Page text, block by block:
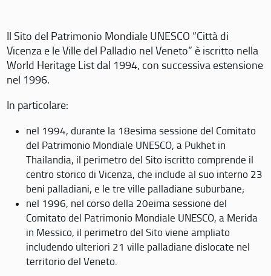
Il Sito del Patrimonio Mondiale UNESCO “Città di
Vicenza e le Ville del Palladio nel Veneto” è iscritto nella
World Heritage List dal 1994, con successiva estensione
nel 1996.
In particolare:
nel 1994, durante la 18esima sessione del Comitato
del Patrimonio Mondiale UNESCO, a Pukhet in
Thailandia, il perimetro del Sito iscritto comprende il
centro storico di Vicenza, che include al suo interno 23
beni palladiani, e le tre ville palladiane suburbane;
nel 1996, nel corso della 20eima sessione del
Comitato del Patrimonio Mondiale UNESCO, a Merida
in Messico, il perimetro del Sito viene ampliato
includendo ulteriori 21 ville palladiane dislocate nel
territorio del Veneto.